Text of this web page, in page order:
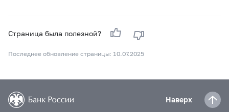
Страница была полезной?
Последнее обновление страницы: 10.07.2025
Наверх